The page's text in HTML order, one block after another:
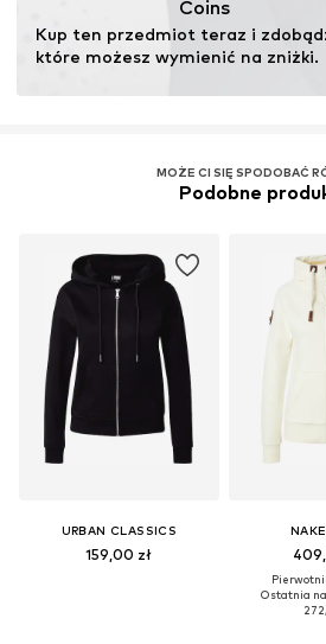
Coins
Kup ten przedmiot teraz i
które możesz wymienić na zniżki.
MOŻE CI SIĘ SPODOBAĆ
Podobne
URBAN CLASSICS
159,00 zł
Ostatnia